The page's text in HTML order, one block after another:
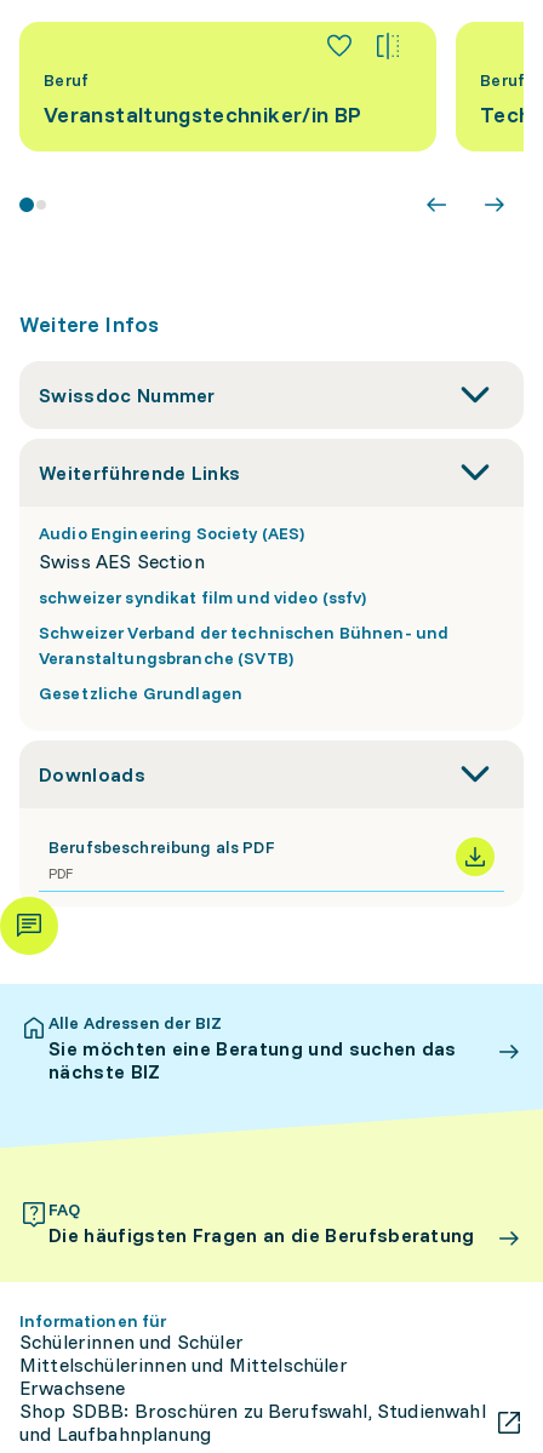
Beruf
Veranstaltungstechniker/​in BP
Beruf
Weitere Infos
Swissdoc Nummer
Weiterführende Links
Audio Engineering Society (AES)
Swiss AES Section
schweizer syndikat film und video (ssfv)
Schweizer Verband der technischen Bühnen- und
Veranstaltungsbranche (SVTB)
Gesetzliche Grundlagen
Downloads
Berufsbeschreibung als PDF
PDF
Alle Adressen der BIZ
Sie möchten eine Beratung und suchen das
nächste BIZ
FAQ
Die häufigsten Fragen an die Berufsberatung
Informationen für
Schülerinnen und Schüler
Mittelschülerinnen und Mittelschüler
Erwachsene
Shop SDBB: Broschüren zu Berufswahl, Studienwahl
und Laufbahnplanung